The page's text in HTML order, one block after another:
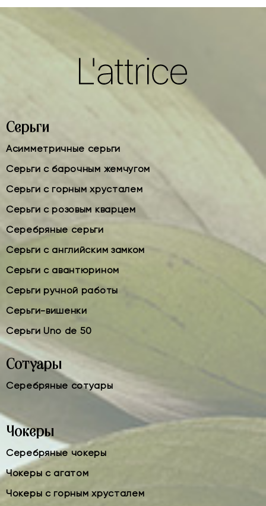
Серьги
Асимметричные серьги
Серьги с барочным жемчугом
Серьги с горным хрусталем
Серьги с розовым кварцем
Серебряные серьги
Серьги с английским замком
Серьги с авантюрином
Серьги ручной работы
Серьги-вишенки
Серьги Uno de 50
Сотуары
Серебряные сотуары
Чокеры
Серебряные чокеры
Чокеры с агатом
Чокеры с горным хрусталем